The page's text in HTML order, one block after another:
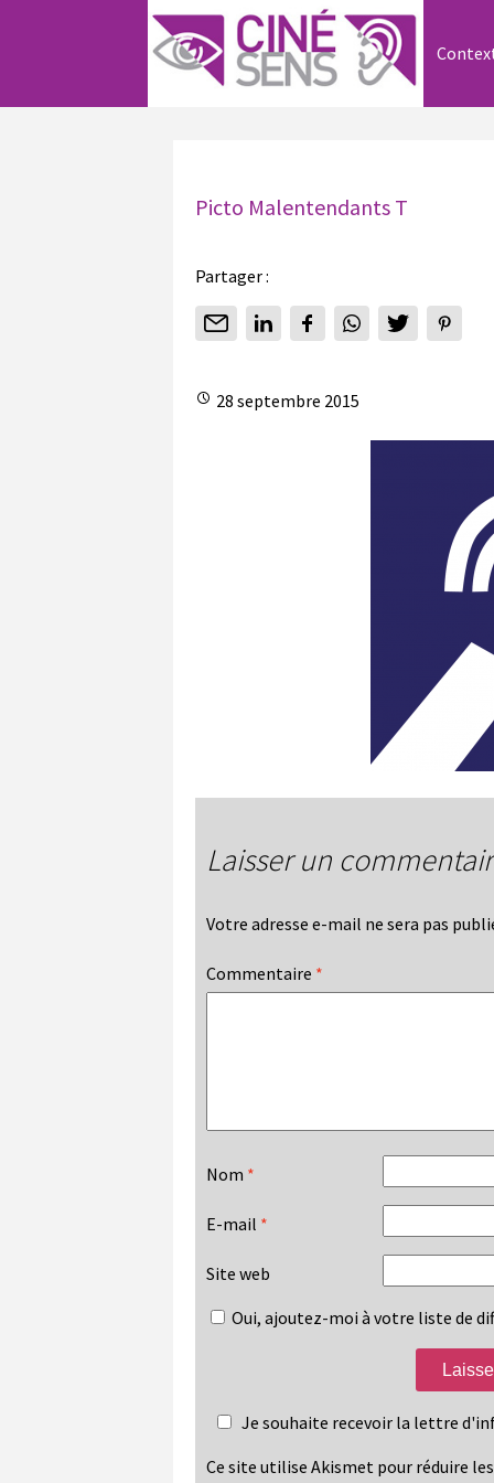
Picto Malentendants T
Partager :
28 septembre 2015
Laisser un
Votre adresse e-mail ne sera pas
Commentaire *
Nom *
E-mail *
Site web
Oui, ajoutez-moi à votre liste de
Je souhaite recevoir la lettre
Ce site utilise Akismet pour réduire